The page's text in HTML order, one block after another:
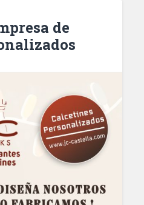
de